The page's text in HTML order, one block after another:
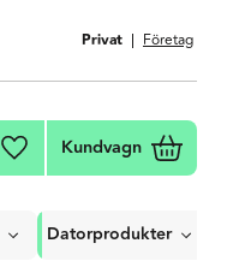
Privat Företag
Favoriter
Kundvagn
Datorprodukter